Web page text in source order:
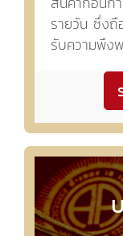
รายวัน ซึ่งถื
รับความพึง